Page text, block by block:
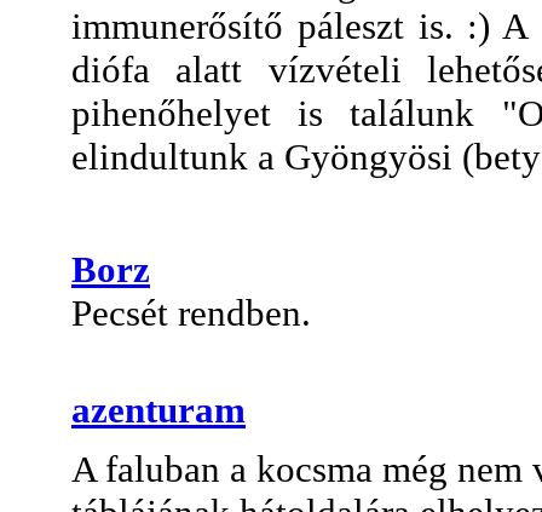
immunerősítő páleszt is. :)
diófa alatt vízvételi
pihenőhelyet is találunk
elindultunk a Gyöngyösi
Borz
Pecsét rendben.
azenturam
A faluban a kocsma még